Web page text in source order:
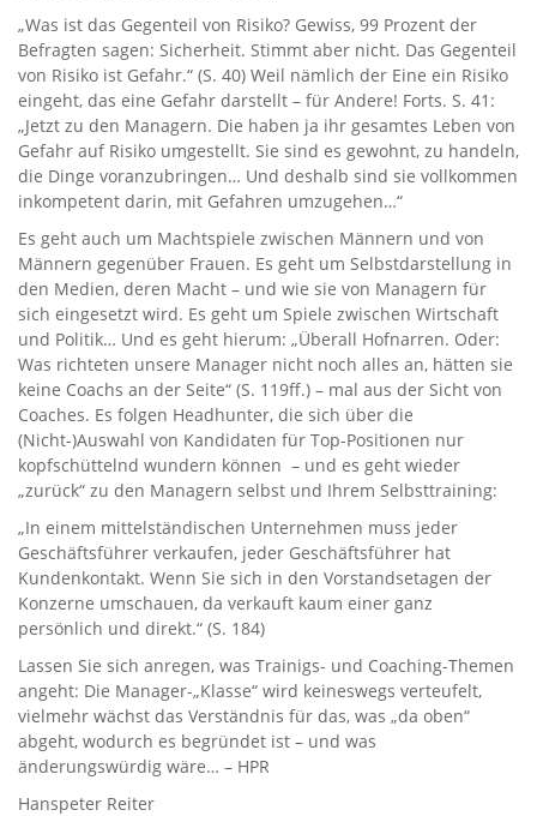
„Was ist das Gegenteil von Risiko? Gewiss, 99 Prozent der
Befragten sagen: Sicherheit. Stimmt aber nicht. Das Gegenteil
von Risiko ist Gefahr.“ (S. 40) Weil nämlich der Eine ein Risiko
eingeht, das eine Gefahr darstellt – für Andere! Forts. S. 41:
„Jetzt zu den Managern. Die haben ja ihr gesamtes Leben von
Gefahr auf Risiko umgestellt. Sie sind es gewohnt, zu handeln,
die Dinge voranzubringen… Und deshalb sind sie vollkommen
inkompetent darin, mit Gefahren umzugehen…“
Es geht auch um Machtspiele zwischen Männern und von
Männern gegenüber Frauen. Es geht um Selbstdarstellung in
den Medien, deren Macht – und wie sie von Managern für
sich eingesetzt wird. Es geht um Spiele zwischen Wirtschaft
und Politik… Und es geht hierum: „Überall Hofnarren. Oder:
Was richteten unsere Manager nicht noch alles an, hätten sie
keine Coachs an der Seite“ (S. 119ff.) – mal aus der Sicht von
Coaches. Es folgen Headhunter, die sich über die
(Nicht-)Auswahl von Kandidaten für Top-Positionen nur
kopfschüttelnd wundern können – und es geht wieder
„zurück“ zu den Managern selbst und Ihrem Selbsttraining:
„In einem mittelständischen Unternehmen muss jeder
Geschäftsführer verkaufen, jeder Geschäftsführer hat
Kundenkontakt. Wenn Sie sich in den Vorstandsetagen der
Konzerne umschauen, da verkauft kaum einer ganz
persönlich und direkt.“ (S. 184)
Lassen Sie sich anregen, was Trainigs- und Coaching-Themen
angeht: Die Manager-„Klasse“ wird keineswegs verteufelt,
vielmehr wächst das Verständnis für das, was „da oben“
abgeht, wodurch es begründet ist – und was
änderungswürdig wäre… – HPR
Hanspeter Reiter